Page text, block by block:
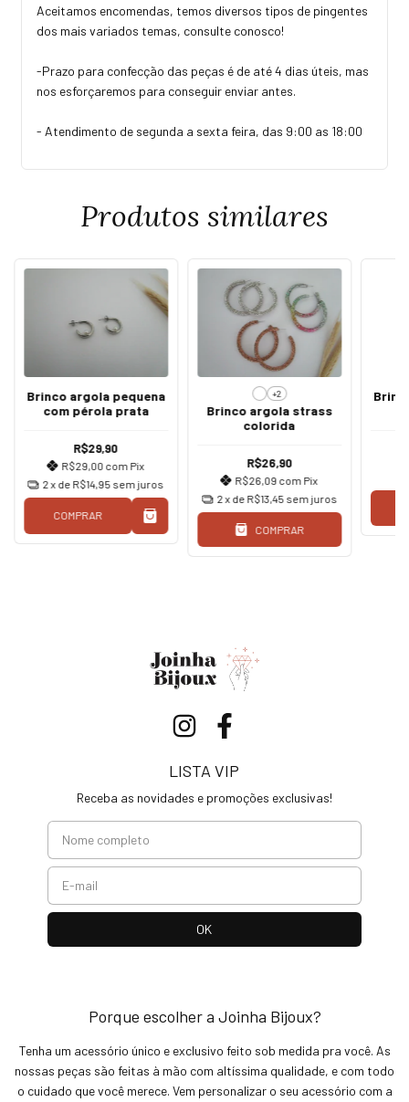
Aceitamos encomendas, temos diversos tipos de pingentes
dos mais variados temas, consulte conosco!
-Prazo para confecção das peças é de até 4 dias úteis, mas
nos esforçaremos para conseguir enviar antes.
- Atendimento de segunda a sexta feira, das 9:00 as 18:00
Produtos similares
Brinco argola pequena
com pérola prata
R$29,90
R$29,00 com Pix
2x de R$14,95 sem juros
COMPRAR
+2
Brinco argola strass
colorida
R$26,90
R$26,09 com Pix
2x de R$13,45 sem juros
COMPRAR
LISTA VIP
Receba as novidades e promoções exclusivas!
Porque escolher a Joinha Bijoux?
Tenha um acessório único e exclusivo feito sob medida pra você. As
nossas peças são feitas à mão com altíssima qualidade, e com todo
o cuidado que você merece. Vem personalizar o seu acessório com a